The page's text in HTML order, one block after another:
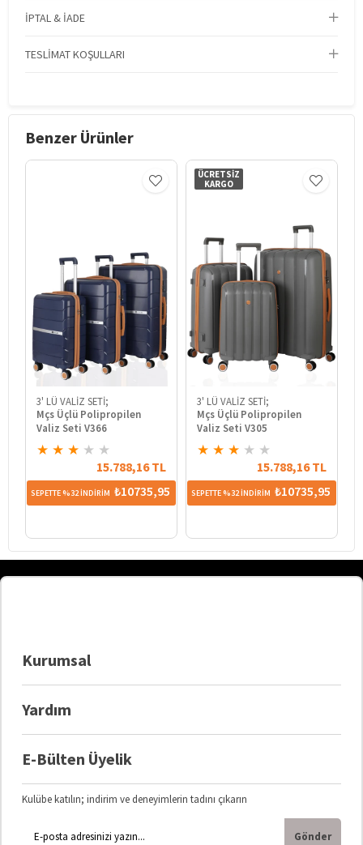
İPTAL & İADE
TESLIMAT KOŞULLARI
Benzer Ürünler
3' LÜ VALİZ SETİ;
Mçs Üçlü Polipropilen
Valiz Seti V366
★ ★ ★ ★ ★
15.788,16 TL
SEPETTE %32 İNDİRİM ₺10735,95
ÜCRETSIZ
KARGO
3' LÜ VALİZ SETİ;
Mçs Üçlü Polipropilen
Valiz Seti V305
★ ★ ★ ★ ★
15.788,16 TL
SEPETTE %32 İNDİRİM ₺10735,95
Kurumsal
Yardım
E-Bülten Üyelik
Kulübe katılın; indirim ve deneyimlerin tadını çıkarın
Gönder